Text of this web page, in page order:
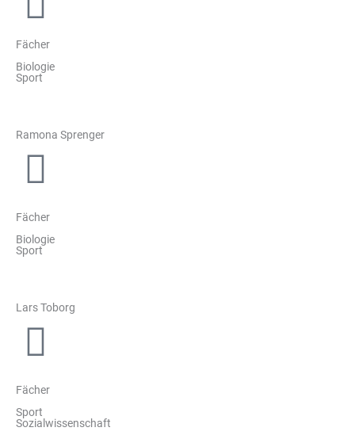
Fächer
Biologie
Sport
Ramona Sprenger
Fächer
Biologie
Sport
Lars Toborg
Fächer
Sport
Sozialwissenschaft